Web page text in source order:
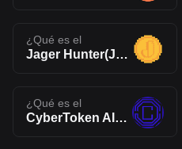
¿Qué es el
Jager Hunter(JAGER)
¿Qué es el
CyberToken AIO(CTAIO)